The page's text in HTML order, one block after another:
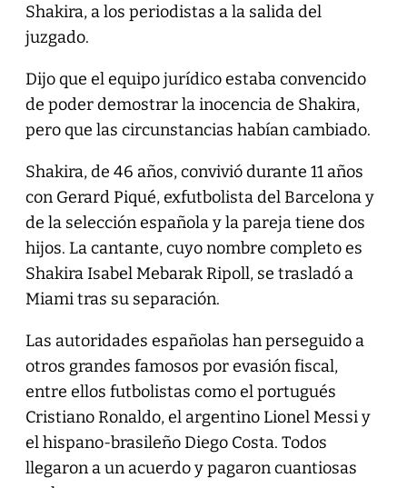
Shakira, a los periodistas a la salida del
juzgado.
Dijo que el equipo jurídico estaba convencido
de poder demostrar la inocencia de Shakira,
pero que las circunstancias habían cambiado.
Shakira, de 46 años, convivió durante 11 años
con Gerard Piqué, exfutbolista del Barcelona y
de la selección española y la pareja tiene dos
hijos. La cantante, cuyo nombre completo es
Shakira Isabel Mebarak Ripoll, se trasladó a
Miami tras su separación.
Las autoridades españolas han perseguido a
otros grandes famosos por evasión fiscal,
entre ellos futbolistas como el portugués
Cristiano Ronaldo, el argentino Lionel Messi y
el hispano-brasileño Diego Costa. Todos
llegaron a un acuerdo y pagaron cuantiosas